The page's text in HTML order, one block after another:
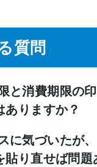
質問
と消費期限の印
ありますか？
に気づいたが
貼り直せば問題